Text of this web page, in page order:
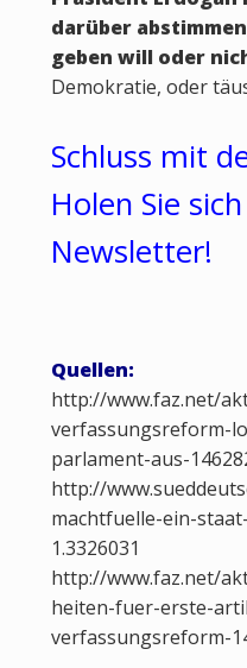
darüber
geben will oder
Demokratie, oder
Schluss mit
Holen Sie
Newsletter!
Quellen:
http://www.faz.net/
verfassungsreform-
parlament-aus-
http://
machtfuelle-ein-
1.3326031
http://www.faz.net/
heiten-fuer-erste-
verfassungsreform-